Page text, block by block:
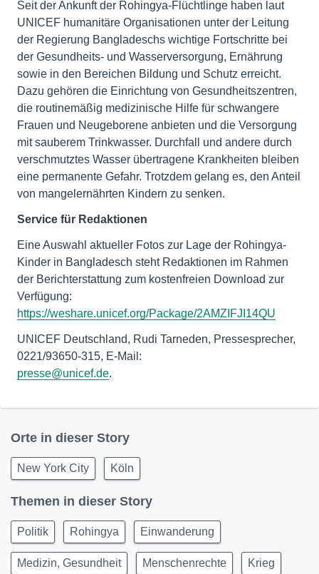
Seit der Ankunft der Rohingya-Flüchtlinge haben laut
UNICEF humanitäre Organisationen unter der Leitung
der Regierung Bangladeschs wichtige Fortschritte bei
der Gesundheits- und Wasserversorgung, Ernährung
sowie in den Bereichen Bildung und Schutz erreicht.
Dazu gehören die Einrichtung von Gesundheitszentren,
die routinemäßig medizinische Hilfe für schwangere
Frauen und Neugeborene anbieten und die Versorgung
mit sauberem Trinkwasser. Durchfall und andere durch
verschmutztes Wasser übertragene Krankheiten bleiben
eine permanente Gefahr. Trotzdem gelang es, den Anteil
von mangelernährten Kindern zu senken.
Service für Redaktionen
Eine Auswahl aktueller Fotos zur Lage der Rohingya-
Kinder in Bangladesch steht Redaktionen im Rahmen
der Berichterstattung zum kostenfreien Download zur
Verfügung:
https://weshare.unicef.org/Package/2AMZIFJI14QU
UNICEF Deutschland, Rudi Tarneden, Pressesprecher,
presse@unicef.de.
Orte in dieser Story
New York City Köln
Themen in dieser Story
Politik Rohingya Einwanderung
Medizin, Gesundheit Menschenrechte Krieg